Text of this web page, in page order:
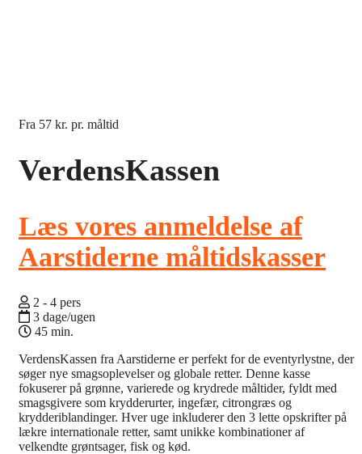
Fra 57 kr. pr. måltid
VerdensKassen
Læs vores anmeldelse af
Aarstiderne måltidskasser
2 - 4 pers
3 dage/ugen
45 min.
VerdensKassen fra Aarstiderne er perfekt for de eventyrlystne, der
søger nye smagsoplevelser og globale retter. Denne kasse
fokuserer på grønne, varierede og krydrede måltider, fyldt med
smagsgivere som krydderurter, ingefær, citrongræs og
krydderiblandinger. Hver uge inkluderer den 3 lette opskrifter på
lækre internationale retter, samt unikke kombinationer af
velkendte grøntsager, fisk og kød.